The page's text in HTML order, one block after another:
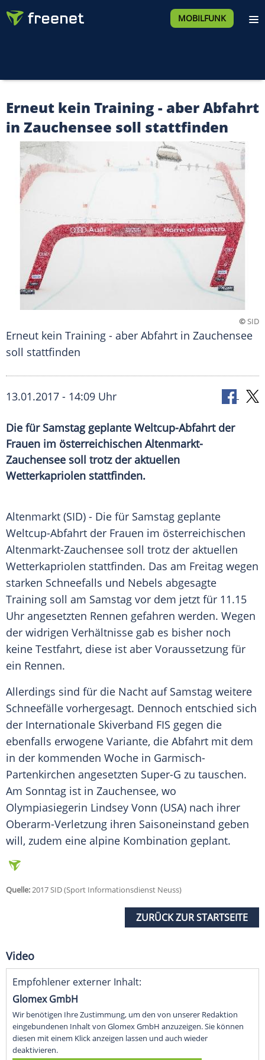
MOBILFUNK
Erneut kein Training - aber Abfahrt
in Zauchensee soll stattfinden
©SID
Erneut kein Training - aber Abfahrt in Zauchensee
soll stattfinden
13.01.2017 - 14:09 Uhr
Die für Samstag geplante Weltcup-Abfahrt der
Frauen im österreichischen Altenmarkt-
Zauchensee soll trotz der aktuellen
Wetterkapriolen stattfinden.
Altenmarkt (SID) - Die für Samstag geplante
Weltcup-Abfahrt der Frauen im österreichischen
Altenmarkt-Zauchensee soll trotz der aktuellen
Wetterkapriolen stattfinden. Das am Freitag wegen
starken Schneefalls und Nebels abgesagte
Training soll am Samstag vor dem jetzt für 11.15
Uhr angesetzten Rennen gefahren werden. Wegen
der widrigen Verhältnisse gab es bisher noch
keine Testfahrt, diese ist aber Voraussetzung für
ein Rennen.
Allerdings sind für die Nacht auf Samstag weitere
Schneefälle vorhergesagt. Dennoch entschied sich
der Internationale Skiverband FIS gegen die
ebenfalls erwogene Variante, die Abfahrt mit dem
in der kommenden Woche in Garmisch-
Partenkirchen angesetzten Super-G zu tauschen.
Am Sonntag ist in Zauchensee, wo
Olympiasiegerin Lindsey Vonn (USA) nach ihrer
Oberarm-Verletzung ihren Saisoneinstand geben
will, zudem eine alpine Kombination geplant.
Quelle:2017 SID (Sport Informationsdienst Neuss)
ZURÜCK ZUR STARTSEITE
Video
Empfohlener externer Inhalt:
Glomex GmbH
Wir benötigen Ihre Zustimmung, um den von unserer Redaktion
eingebundenen Inhalt von Glomex GmbH anzuzeigen. Sie können
diesen mit einem Klick anzeigen lassen und auch wieder
deaktivieren.